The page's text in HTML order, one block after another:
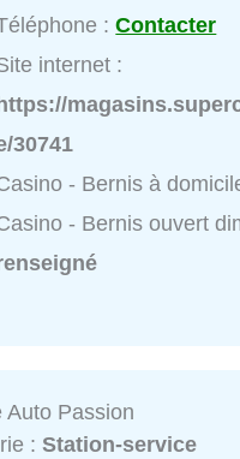
:Contacter
internet :
https://
30741
- Bernis à
- Bernis ouvert
Auto Passion
:Station-service